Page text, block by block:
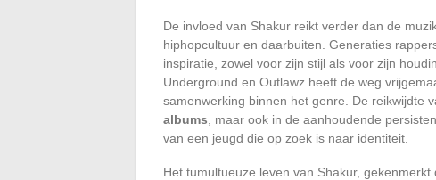
De invloed van Shakur reikt verder dan de
hiphopcultuur en daarbuiten. Generaties
inspiratie, zowel voor zijn stijl als voor zijn
Underground en Outlawz heeft de weg
samenwerking binnen het genre. De reikwijdte
albums , maar ook in de aanhoudende
van een jeugd die op zoek is naar identiteit.
Het tumultueuze leven van Shakur,